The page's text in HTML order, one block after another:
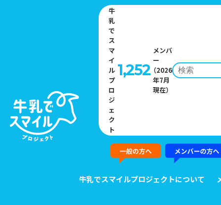
牛
乳
で
ス
マ
イ
ル
プ
ロ
ジ
ェ
ク
ト
1,252
メンバ
ー
（2026
年7月
現在）
牛乳でスマイルプロジェクトについて
日本で唯一の酪農専門フリーマガジン「ミル
ククラブ」を発行中！
EVENT
イベント